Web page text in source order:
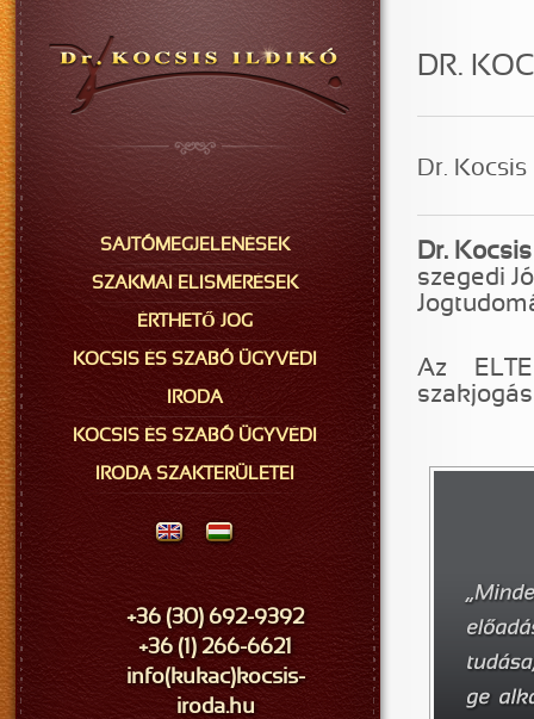
DR.
Dr.
Dr.
szegedi
Az
SAJTÓMEGJELENÉSEK
SZAKMAI ELISMERÉSEK
ÉRTHETŐ JOG
KOCSIS ÉS SZABÓ ÜGYVÉDI
IRODA
KOCSIS ÉS SZABÓ ÜGYVÉDI
IRODA SZAKTERÜLETEI
+36 (30) 692-9392
+36 (1) 266-6621
info(kukac)kocsis-
iroda.hu